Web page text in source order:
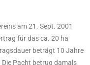
am 21. Sept. 2001
für das ca. 20 ha
beträgt 10 Jahre
Pacht betrug damals